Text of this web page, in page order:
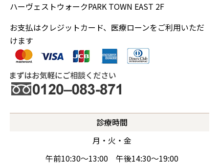
ハーヴェストウォークPARK TOWN EAST 2F
お支払はクレジットカード、医療ローンをご利用いただ
けます
診療時間
月・火・金
午前10:30～13:00 午後14:30～19:00